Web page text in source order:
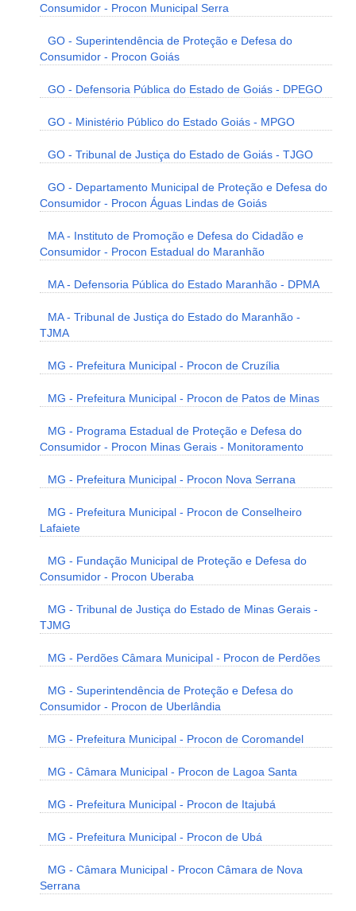
Consumidor - Procon Municipal Serra
GO - Superintendência de Proteção e Defesa do
Consumidor - Procon Goiás
GO - Defensoria Pública do Estado de Goiás - DPEGO
GO - Ministério Público do Estado Goiás - MPGO
GO - Tribunal de Justiça do Estado de Goiás - TJGO
GO - Departamento Municipal de Proteção e Defesa do
Consumidor - Procon Águas Lindas de Goiás
MA - Instituto de Promoção e Defesa do Cidadão e
Consumidor - Procon Estadual do Maranhão
MA - Defensoria Pública do Estado Maranhão - DPMA
MA - Tribunal de Justiça do Estado do Maranhão -
TJMA
MG - Prefeitura Municipal - Procon de Cruzília
MG - Prefeitura Municipal - Procon de Patos de Minas
MG - Programa Estadual de Proteção e Defesa do
Consumidor - Procon Minas Gerais - Monitoramento
MG - Prefeitura Municipal - Procon Nova Serrana
MG - Prefeitura Municipal - Procon de Conselheiro
Lafaiete
MG - Fundação Municipal de Proteção e Defesa do
Consumidor - Procon Uberaba
MG - Tribunal de Justiça do Estado de Minas Gerais -
TJMG
MG - Perdões Câmara Municipal - Procon de Perdões
MG - Superintendência de Proteção e Defesa do
Consumidor - Procon de Uberlândia
MG - Prefeitura Municipal - Procon de Coromandel
MG - Câmara Municipal - Procon de Lagoa Santa
MG - Prefeitura Municipal - Procon de Itajubá
MG - Prefeitura Municipal - Procon de Ubá
MG - Câmara Municipal - Procon Câmara de Nova
Serrana